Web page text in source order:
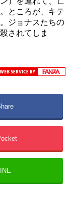
ところが、キテ
ジョナスたちの
されてしま